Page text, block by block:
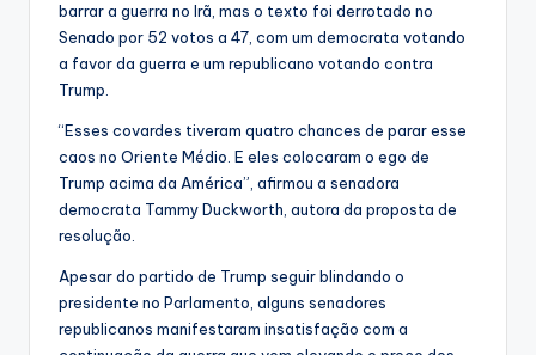
barrar a guerra no Irã, mas o texto foi derrotado no
Senado por 52 votos a 47, com um democrata votando
a favor da guerra e um republicano votando contra
Trump.
“Esses covardes tiveram quatro chances de parar esse
caos no Oriente Médio. E eles colocaram o ego de
Trump acima da América”, afirmou a senadora
democrata Tammy Duckworth, autora da proposta de
resolução.
Apesar do partido de Trump seguir blindando o
presidente no Parlamento, alguns senadores
republicanos manifestaram insatisfação com a